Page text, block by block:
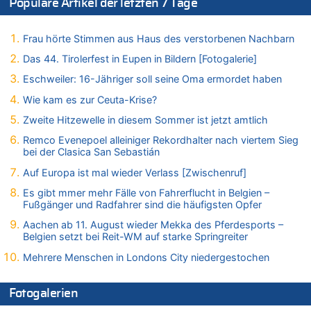
Zweite Hitzewelle in diesem Sommer ist jetzt amtlich
Felice Mazzu soll Cheftrainer der AS Eupen werden
06.08.2026 - 18:29 von Zahlen zählen Fakten zu
Zweite Hitzewelle in diesem Sommer ist jetzt amtlich
06.08.2026 - 17:24 von Dax zu
Zweite Hitzewelle in diesem Sommer ist jetzt amtlich
06.08.2026 - 17:23 von Hans L. zu
Zweite Hitzewelle in diesem Sommer ist jetzt amtlich
06.08.2026 - 17:21 von Dax zu
Zweite Hitzewelle in diesem Sommer ist jetzt amtlich
06.08.2026 - 17:01 von Wahlstimme? zu
FIFA-Spitze demonstriert Einigkeit trotz Kritik und neuer
Vorwürfe gegen Präsident Gianni Infantino
Zweite Hitzewelle in diesem Sommer ist jetzt amtlich
06.08.2026 - 16:39 von Noah Parmentier zu
Populäre Artikel der letzten 7 Tage
Frau hörte Stimmen aus Haus des verstorbenen Nachbarn
Das 44. Tirolerfest in Eupen in Bildern [Fotogalerie]
Eschweiler: 16-Jähriger soll seine Oma ermordet haben
Wie kam es zur Ceuta-Krise?
Zweite Hitzewelle in diesem Sommer ist jetzt amtlich
Remco Evenepoel alleiniger Rekordhalter nach viertem Sieg
bei der Clasica San Sebastián
Auf Europa ist mal wieder Verlass [Zwischenruf]
Es gibt mmer mehr Fälle von Fahrerflucht in Belgien –
Fußgänger und Radfahrer sind die häufigsten Opfer
Aachen ab 11. August wieder Mekka des Pferdesports –
Belgien setzt bei Reit-WM auf starke Springreiter
Mehrere Menschen in Londons City niedergestochen
Fotogalerien